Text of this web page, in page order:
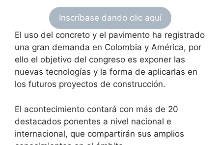
Inscríbase dando clic aquí
El uso del concreto y el pavimento ha registrado
una gran demanda en Colombia y América, por
ello el objetivo del congreso es exponer las
nuevas tecnologías y la forma de aplicarlas en
los futuros proyectos de construcción.
El acontecimiento contará con más de 20
destacados ponentes a nivel nacional e
internacional, que compartirán sus amplios